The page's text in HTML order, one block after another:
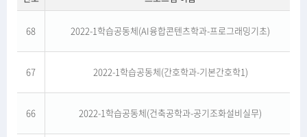
68 2022-1학습공동체(AI융합콘텐츠학과-프로그래밍기초)
67 2022-1학습공동체(간호학과-기본간호학1)
66 2022-1학습공동체(건축공학과-공기조화설비실무)